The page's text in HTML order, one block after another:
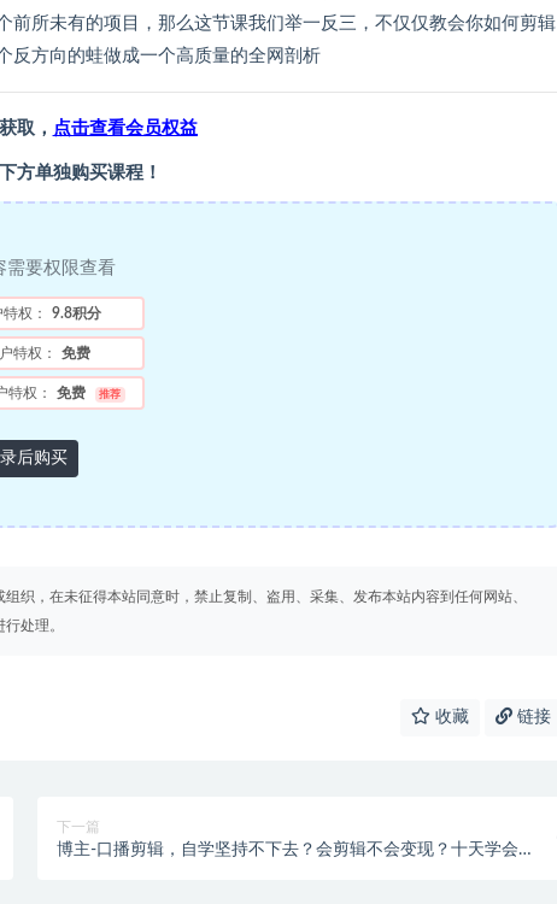
所未有的项目，那么这节课我们举一反三，不仅仅教会你如何剪辑
反方向的蛙做成一个高质量的全网剖析
取， 点击查看会员权益
方单独购买课程！
需要权限查看
权： 9.8积分
特权： 免费
特权： 免费 推荐
后购买
织，在未征得本站同意时，禁止复制、盗用、采集、发布本站内容到任何网站、
处理。
收藏 链接
下一篇
博主-口播剪辑，自学坚持不下去？会剪辑不会变现？十天学会剪